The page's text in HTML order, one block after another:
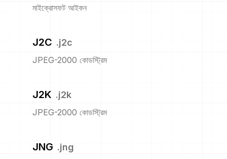
মাইক্রোসফট আইকন
J2C .j2c
JPEG-2000 কোডস্ট্রিম
J2K .j2k
JPEG-2000 কোডস্ট্রিম
JNG .jng